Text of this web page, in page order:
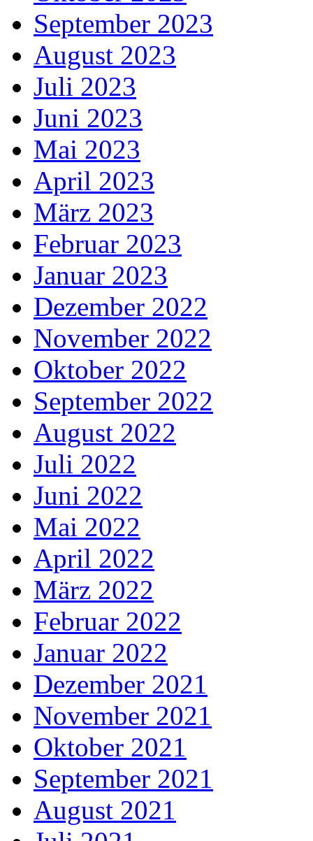
September 2023
August 2023
Juli 2023
Juni 2023
Mai 2023
April 2023
März 2023
Februar 2023
Januar 2023
Dezember 2022
November 2022
Oktober 2022
September 2022
August 2022
Juli 2022
Juni 2022
Mai 2022
April 2022
März 2022
Februar 2022
Januar 2022
Dezember 2021
November 2021
Oktober 2021
September 2021
August 2021